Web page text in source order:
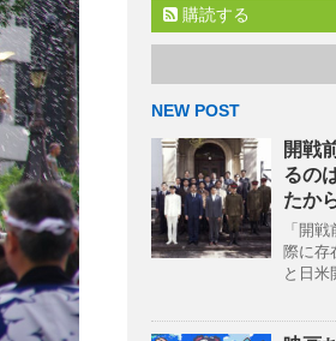
購読する
NEW POST
開戦
るの
たか
「開
際に存
と日